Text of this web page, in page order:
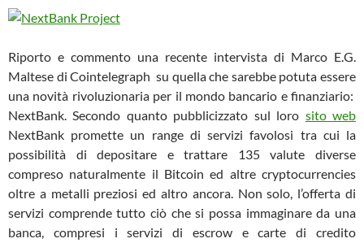
Riporto e commento una recente intervista di Marco E.G.
Maltese di Cointelegraph su quella che sarebbe potuta essere
una novità rivoluzionaria per il mondo bancario e finanziario:
NextBank. Secondo quanto pubblicizzato sul loro sito web
NextBank promette un range di servizi favolosi tra cui la
possibilità di depositare e trattare 135 valute diverse
compreso naturalmente il Bitcoin ed altre cryptocurrencies
oltre a metalli preziosi ed altro ancora. Non solo, l’offerta di
servizi comprende tutto ciò che si possa immaginare da una
banca, compresi i servizi di escrow e carte di credito